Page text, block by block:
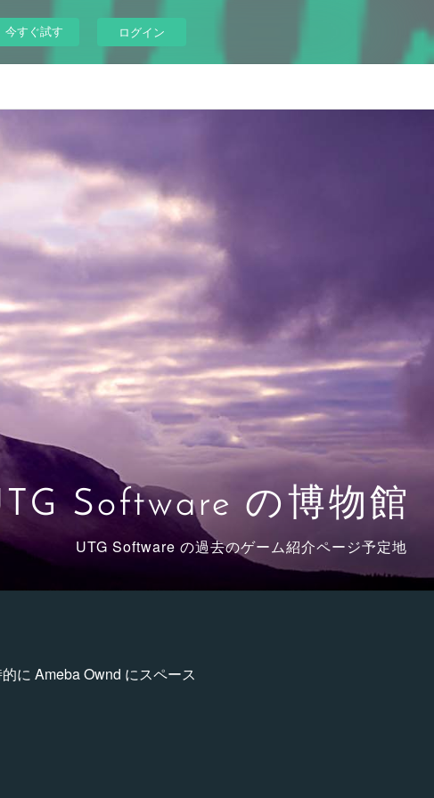
今すぐ試す ログイン
Software の博物館
UTG Software の過去のゲーム紹介ページ予定地
に Ameba Ownd にスペース